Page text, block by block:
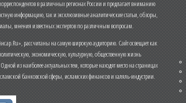
в различных регионах России и предлагает вниманию
информацию, так и эксклюзивные аналитические статьи, обзоры,
мнения известных экспертов по различным вопросам.
рассчитаны на самую широкую аудиторию. Сайт освещает как
экономическую, культурную, общественную жизнь
из наиболее актуальных тем, которые находят место на страницах
банковской сферы, исламских финансов и халяль-индустрии.